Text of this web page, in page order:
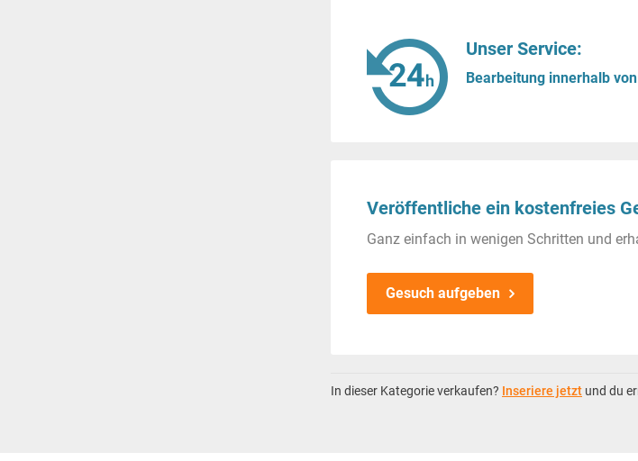
Unser Service:
Bearbeitung innerhalb
Veröffentliche ein kostenfreies
Ganz einfach in wenigen Schritten und
Gesuch aufgeben
In dieser Kategorie verkaufen? Inseriere jetzt und du